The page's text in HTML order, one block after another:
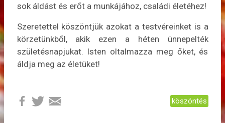
sok áldást és erőt a munkájához, családi életéhez!
Szeretettel köszöntjük azokat a testvéreinket is a
körzetünkből, akik ezen a héten ünnepelték
születésnapjukat. Isten oltalmazza meg őket, és
áldja meg az életüket!
köszöntés